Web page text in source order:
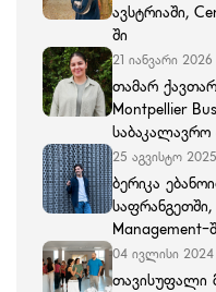
ავსტრიაში,
ში
21 იანვარი 2026
თამარ
Montpellier
საბაკალავრო
25 აგვისტო 2025
ბერიკა
საფრანგეთში,
Management-
04 ივლისი 2024
თავისუფალი